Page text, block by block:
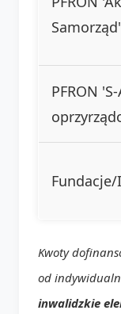
Samorząd'
PFRON
Kwoty
od
inwalidzkie